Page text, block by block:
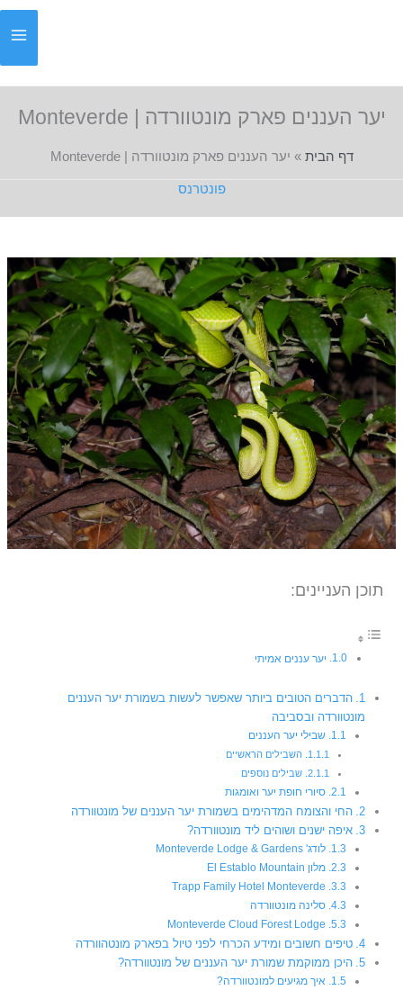
יער העננים פארק מונטוורדה | Monteverde
דף הבית » יער העננים פארק מונטוורדה | Monteverde
פונטרנס
תוכן העניינים:
יער עננים אמיתי
הדברים הטובים ביותר שאפשר לעשות בשמורת יער העננים
מונטוורדה ובסביבה
שבילי יער העננים
השבילים הראשיים
שבילים נוספים
סיורי חופת יער ואומגות
החי והצומח המדהימים בשמורת יער העננים של מונטוורדה
איפה ישנים ושוהים ליד מונטוורדה?
לודג' Monteverde Lodge & Gardens
מלון El Establo Mountain
Trapp Family Hotel Monteverde
סלינה מונטוורדה
Monteverde Cloud Forest Lodge
טיפים חשובים ומידע הכרחי לפני טיול בפארק מונטהוורדה
היכן ממוקמת שמורת יער העננים של מונטוורדה?
איך מגיעים למונטוורדה?